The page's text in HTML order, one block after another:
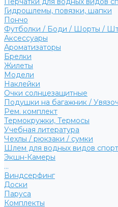
Гидрошлемы, повязки, шапки
Пончо
Футболки / Боди / Шорты /
Аксессуары
Ароматизаторы
Брелки
Жилеты
Модели
Наклейки
Очки солнцезащитные
Подушки на багажник /
Рем. комплект
Термокружки, Термосы
Учебная литература
Чехлы / рюкзаки / сумки
Шлем для водных видов
Экшн-Камеры
...
Виндсерфинг
Доски
Паруса
Комплекты